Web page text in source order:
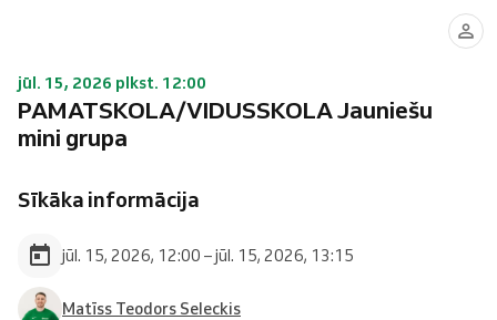
jūl. 15, 2026 plkst. 12:00
PAMATSKOLA/VIDUSSKOLA Jauniešu
mini grupa
Sīkāka informācija
jūl. 15, 2026, 12:00 – jūl. 15, 2026, 13:15
Matīss Teodors Seleckis